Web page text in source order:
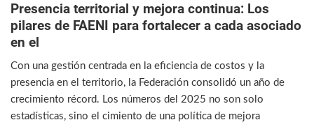
Presencia territorial y mejora continua: Los
pilares de FAENI para fortalecer a cada asociado
en el
Con una gestión centrada en la eficiencia de costos y la
presencia en el territorio, la Federación consolidó un año de
crecimiento récord. Los números del 2025 no son solo
estadísticas, sino el cimiento de una política de mejora